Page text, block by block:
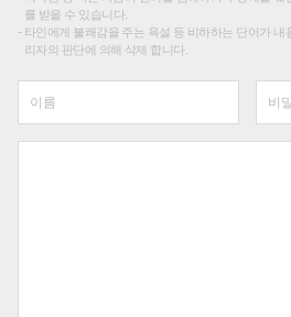
를 받을 수 있습니다.
타인에게 불쾌감을 주는 욕설 등 비하하는 단어가
리자의 판단에 의해 삭제 합니다.